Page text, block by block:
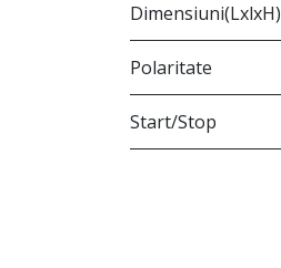
Dimensiuni(LxlxH)
Polaritate
Start/Stop